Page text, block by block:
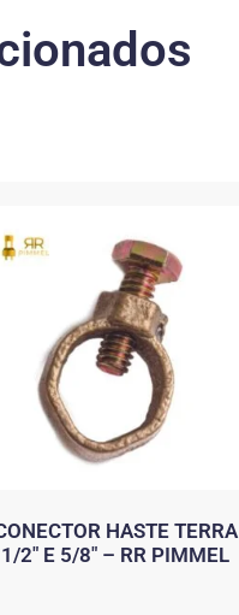
HASTE TERRA
1/2″ E 5/8″ – RR PIMMEL